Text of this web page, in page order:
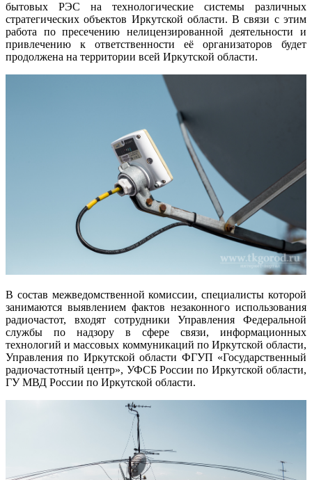
бытовых РЭС на технологические системы различных
стратегических объектов Иркутской области. В связи с этим
работа по пресечению нелицензированной деятельности и
привлечению к ответственности её организаторов будет
продолжена на территории всей Иркутской области.
В состав межведомственной комиссии, специалисты которой
занимаются выявлением фактов незаконного использования
радиочастот, входят сотрудники Управления Федеральной
службы по надзору в сфере связи, информационных
технологий и массовых коммуникаций по Иркутской области,
Управления по Иркутской области ФГУП «Государственный
радиочастотный центр», УФСБ России по Иркутской области,
ГУ МВД России по Иркутской области.